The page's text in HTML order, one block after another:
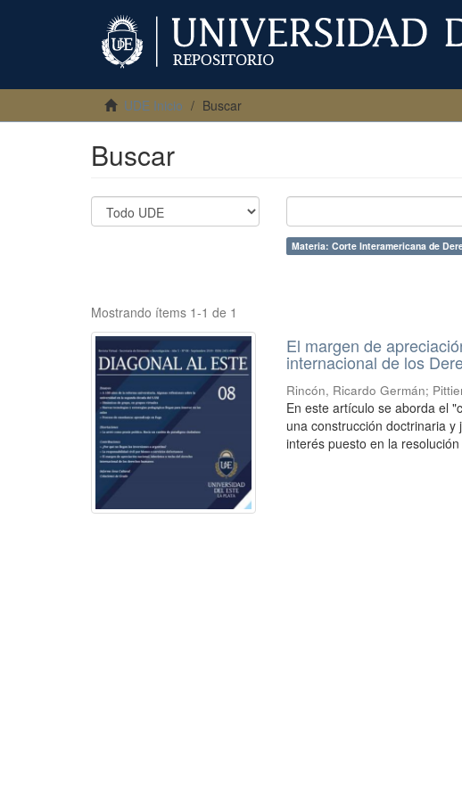
UDE Inicio Buscar
Buscar
Materia: Corte Interamericana de
Mostrando ítems 1-1 de 1
El margen de
internacional de los
Rincón, Ricardo Germán;
En este artículo se aborda el
una construcción doctrinaria
interés puesto en la resolución